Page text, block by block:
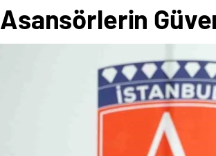
Asansörlerin